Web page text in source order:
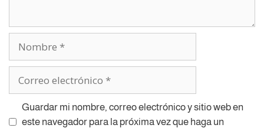
Guardar mi nombre, correo electrónico y sitio web en
este navegador para la próxima vez que haga un